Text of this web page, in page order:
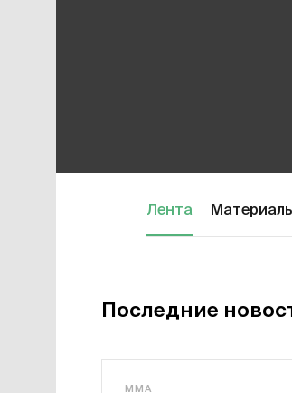
Лента
Последние
MMA